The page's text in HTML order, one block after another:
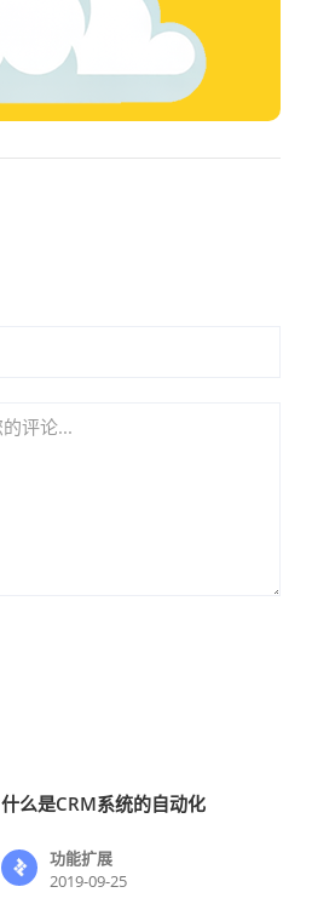
什么是CRM系统的自动化
功能扩展
2019-09-25